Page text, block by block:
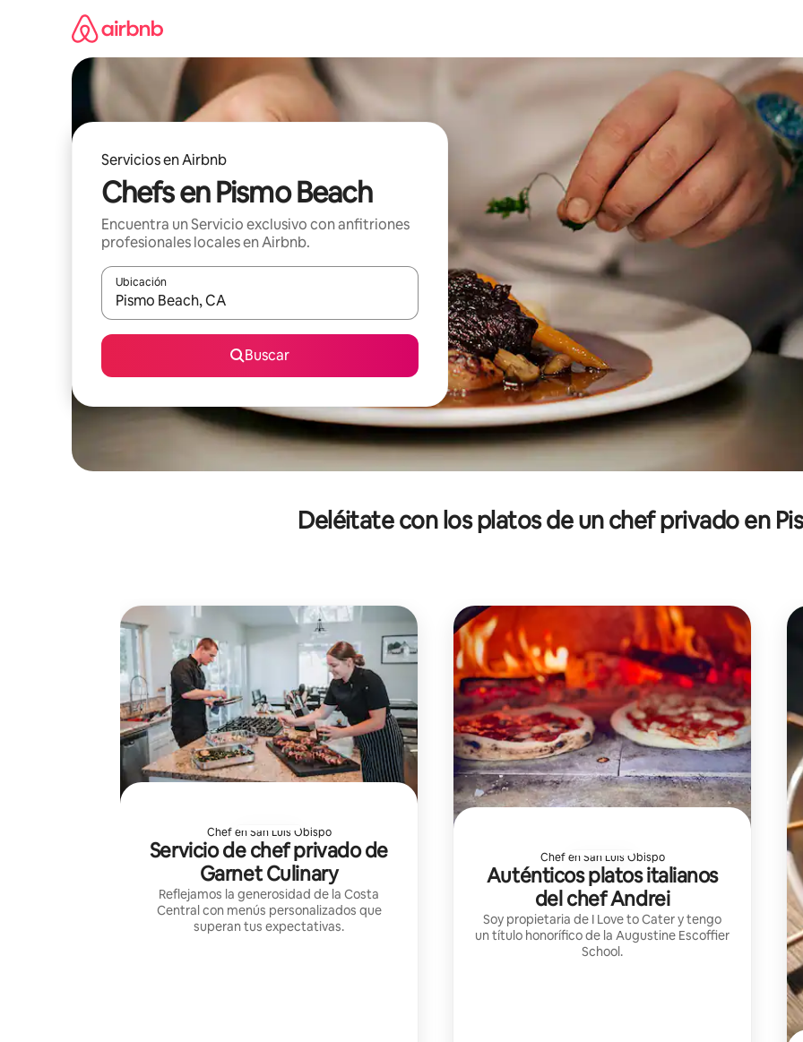
Servicios en Airbnb
Chefs en Pismo Beach
Encuentra un Servicio exclusivo con anfitriones
profesionales locales en Airbnb.
Ubicación
Cuando los resultados estén disponibles, navega con las teclas de flecha hacia arriba y hacia abajo o explora con el
Buscar
Deléitate con los platos de un chef privado en
Chef en San Luis Obispo
Servicio de chef privado de
Garnet Culinary
Reflejamos la generosidad de la Costa
Central con menús personalizados que
superan tus expectativas.
Chef en San Luis Obispo
Auténticos platos italianos
del chef Andrei
Soy propietaria de I Love to Cater y tengo
un título honorífico de la Augustine Escoffier
School.